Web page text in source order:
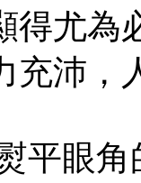
得尤為
充沛，
眼角